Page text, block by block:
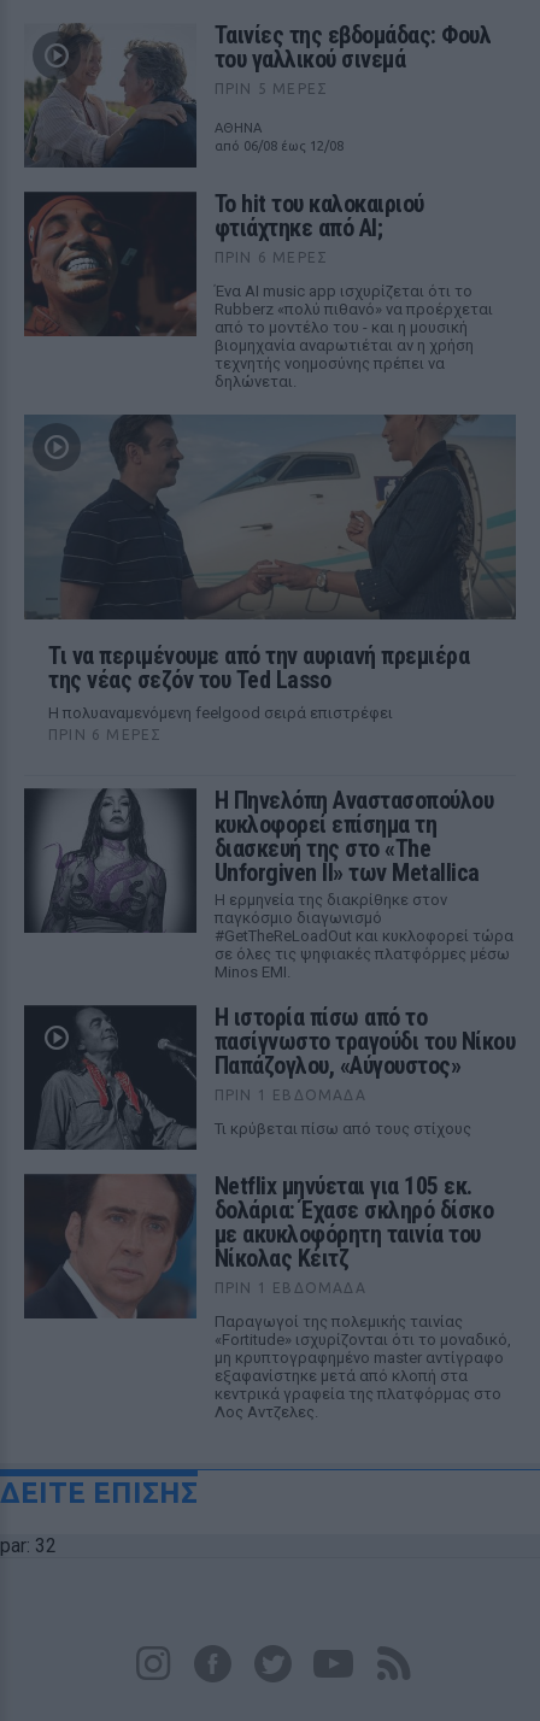
Ταινίες της εβδομάδας: Φουλ
του γαλλικού σινεμά
ΠΡΙΝ 5 ΜΈΡΕΣ
ΑΘΗΝΑ
από 06/08 έως 12/08
Το hit του καλοκαιριού
φτιάχτηκε από AI;
ΠΡΙΝ 6 ΜΈΡΕΣ
Ένα AI music app ισχυρίζεται ότι το
Rubberz «πολύ πιθανό» να προέρχεται
από το μοντέλο του - και η μουσική
βιομηχανία αναρωτιέται αν η χρήση
τεχνητής νοημοσύνης πρέπει να
δηλώνεται.
Τι να περιμένουμε από την αυριανή πρεμιέρα
της νέας σεζόν του Ted Lasso
Η πολυαναμενόμενη feelgood σειρά επιστρέφει
ΠΡΙΝ 6 ΜΈΡΕΣ
Η Πηνελόπη Αναστασοπούλου
κυκλοφορεί επίσημα τη
διασκευή της στο «The
Unforgiven II» των Metallica
Η ερμηνεία της διακρίθηκε στον
παγκόσμιο διαγωνισμό
#GetTheReLoadOut και κυκλοφορεί τώρα
σε όλες τις ψηφιακές πλατφόρμες μέσω
Minos EMI.
Η ιστορία πίσω από το
πασίγνωστο τραγούδι του Νίκου
Παπάζογλου, «Αύγουστος»
ΠΡΙΝ 1 ΕΒΔΟΜΆΔΑ
Τι κρύβεται πίσω από τους στίχους
Netflix μηνύεται για 105 εκ.
δολάρια: Έχασε σκληρό δίσκο
με ακυκλοφόρητη ταινία του
Νίκολας Κέιτζ
ΠΡΙΝ 1 ΕΒΔΟΜΆΔΑ
Παραγωγοί της πολεμικής ταινίας
«Fortitude» ισχυρίζονται ότι το μοναδικό,
μη κρυπτογραφημένο master αντίγραφο
εξαφανίστηκε μετά από κλοπή στα
κεντρικά γραφεία της πλατφόρμας στο
Λος Αντζελες.
ΔΕΙΤΕ ΕΠΙΣΗΣ
par: 32